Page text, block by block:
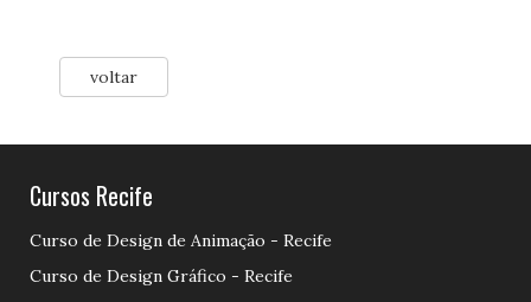
voltar
Cursos Recife
Curso de Design de Animação - Recife
Curso de Design Gráfico - Recife